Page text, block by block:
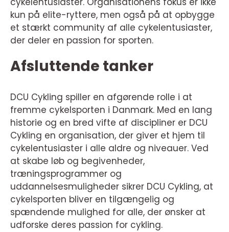
kun på elite-ryttere, men også på at opbygge
et stærkt community af alle cykelentusiaster,
der deler en passion for sporten.
Afsluttende tanker
DCU Cykling spiller en afgørende rolle i at
fremme cykelsporten i Danmark. Med en lang
historie og en bred vifte af discipliner er DCU
Cykling en organisation, der giver et hjem til
cykelentusiaster i alle aldre og niveauer. Ved
at skabe løb og begivenheder,
træningsprogrammer og
uddannelsesmuligheder sikrer DCU Cykling, at
cykelsporten bliver en tilgængelig og
spændende mulighed for alle, der ønsker at
udforske deres passion for cykling.